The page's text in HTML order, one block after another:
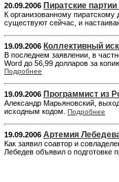
20.09.2006 Пиратские
К организованному
существуют сейчас, и
19.09.2006 Коллективный
В последнем заявлении, в
Word до 56,99 долларов за
Подробнее
19.09.2006 Программист из
Александр Марьяновский,
исходным кодом. Подробнее
19.09.2006 Артемия
Как заявил соавтор и
Лебедев объявил о подготовке